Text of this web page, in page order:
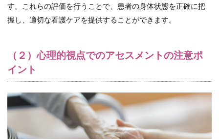
共有す
聞き取
りや詳
細な説
11.4
設ける
す。これらの評価を行うことで、患者の身体状態を正確に把
握し、適切な看護ケアを提供することができます。
（２）心理的視点でのアセスメントの注意ポ
イント